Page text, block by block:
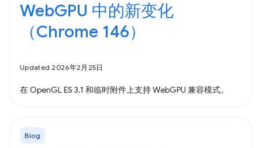
WebGPU 中的新变化
（Chrome 146）
Updated 2026年2月25日
在 OpenGL ES 3.1 和临时附件上支持 WebGPU 兼容模式。
Blog